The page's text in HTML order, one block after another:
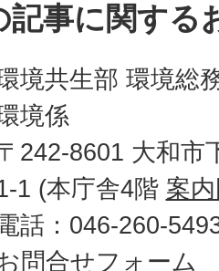
記事に関する
境共生部 環境総
境係
242-8601 大和市
1 (本庁舎4階 案
話：046-260-
問合せフォーム